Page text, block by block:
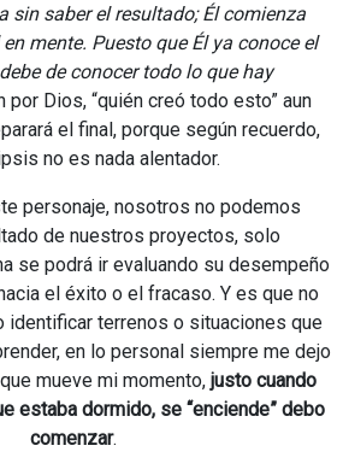
sin saber el resultado; Él comienza
mente. Puesto que Él ya conoce el
de conocer todo lo que hay
por Dios, “quién creó todo esto” aun
el final, porque según recuerdo,
no es nada alentador.
personaje, nosotros no podemos
de nuestros proyectos, solo
se podrá ir evaluando su desempeño
el éxito o el fracaso. Y es que no
identificar terrenos o situaciones que
en lo personal siempre me dejo
mueve mi momento, justo cuando
estaba dormido, se “enciende” debo
comenzar.